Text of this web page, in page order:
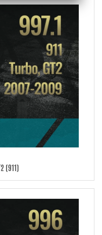
(911)